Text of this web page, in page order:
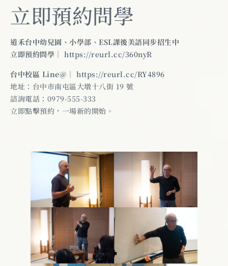
立即預約問學
道禾台中幼兒園、小學部、ESL課後美語同步招生中
立即預約問學 ｜ https://reurl.cc/360nyR
台中校區 Line@ ｜ https://reurl.cc/RY4896
地址：台中市南屯區大墩十八街 19 號
諮詢電話：0979-555-333
立即點擊預約，一場新的開始。